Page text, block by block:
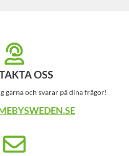
OSS
gärna och svarar på dina frågor!